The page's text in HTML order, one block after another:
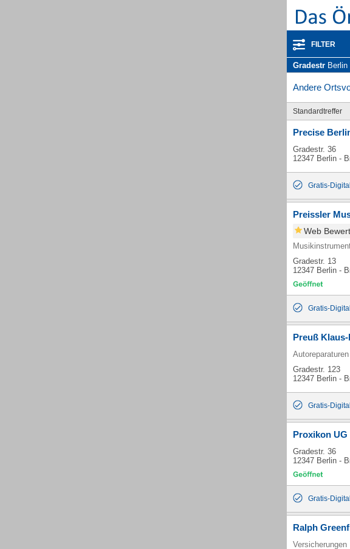
FILTER
Gradestr Berlin -
Andere
Standardtreffer
Precise
Gradestr. 36
12347 Berlin -
Gratis-
Preissler
Web
Gradestr. 13
12347 Berlin -
Gratis-
Preuß
Autoreparaturen
Gradestr. 123
12347 Berlin -
Gratis-
Proxikon
Gradestr. 36
12347 Berlin -
Gratis-
Ralph
Versicherungen